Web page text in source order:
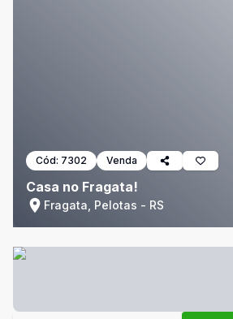
Cód: 7302 Venda
Casa no Fragata!
Fragata, Pelotas - RS